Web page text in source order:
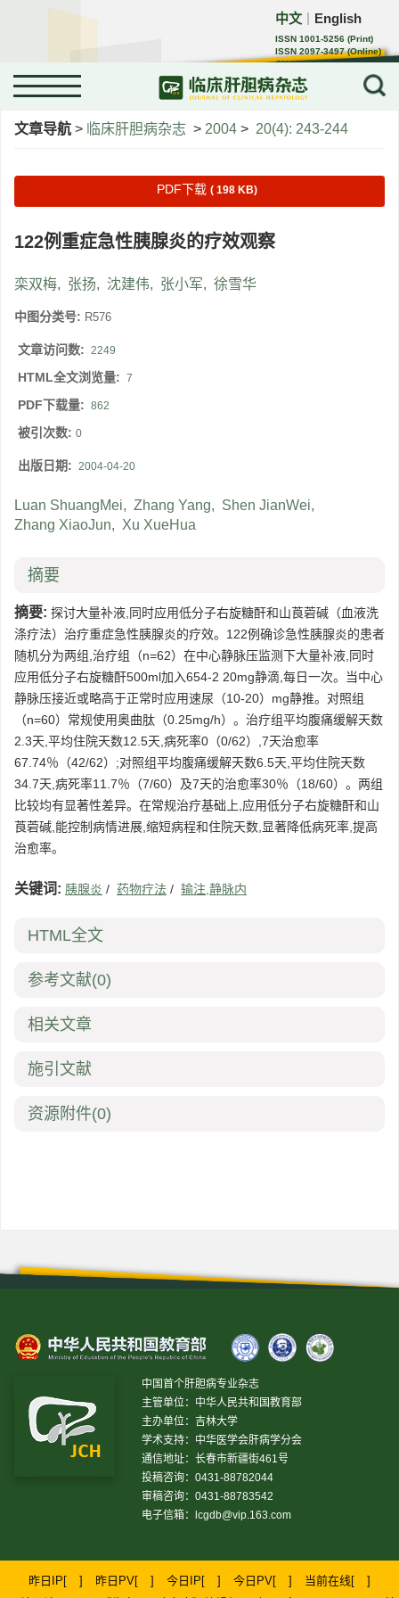
中文 English
ISSN 1001-5256 (Print)
ISSN 2097-3497 (Online)
CN 22-1108/R
文章导航 > 临床肝胆病杂志 > 2004 > 20(4): 243-244
PDF下载 ( 198 KB)
122例重症急性胰腺炎的疗效观察
栾双梅, 张扬, 沈建伟, 张小军, 徐雪华
中图分类号: R576
文章访问数: 2249
HTML全文浏览量: 7
PDF下载量: 862
被引次数: 0
出版日期: 2004-04-20
Luan ShuangMei, Zhang Yang, Shen JianWei,
Zhang XiaoJun, Xu XueHua
摘要
摘要: 探讨大量补液,同时应用低分子右旋糖酐和山莨菪碱（血液洗
涤疗法）治疗重症急性胰腺炎的疗效。122例确诊急性胰腺炎的患者
随机分为两组,治疗组（n=62）在中心静脉压监测下大量补液,同时
应用低分子右旋糖酐500ml加入654-2 20mg静滴,每日一次。当中心
静脉压接近或略高于正常时应用速尿（10-20）mg静推。对照组
（n=60）常规使用奥曲肽（0.25mg/h）。治疗组平均腹痛缓解天数
2.3天,平均住院天数12.5天,病死率0（0/62）,7天治愈率
67.74％（42/62）;对照组平均腹痛缓解天数6.5天,平均住院天数
34.7天,病死率11.7％（7/60）及7天的治愈率30％（18/60）。两组
比较均有显著性差异。在常规治疗基础上,应用低分子右旋糖酐和山
莨菪碱,能控制病情进展,缩短病程和住院天数,显著降低病死率,提高
治愈率。
关键词: 胰腺炎 / 药物疗法 / 输注,静脉内
HTML全文
参考文献(0)
相关文章
施引文献
资源附件(0)
中国首个肝胆病专业杂志
主管单位：中华人民共和国教育部
主办单位：吉林大学
学术支持：中华医学会肝病学分会
通信地址：长春市新疆街461号
投稿咨询：0431-88782044
审稿咨询：0431-88783542
电子信箱：
lcgdb@vip.163.com
昨日IP[ ] 昨日PV[ ] 今日IP[ ] 今日PV[ ] 当前在线[
]